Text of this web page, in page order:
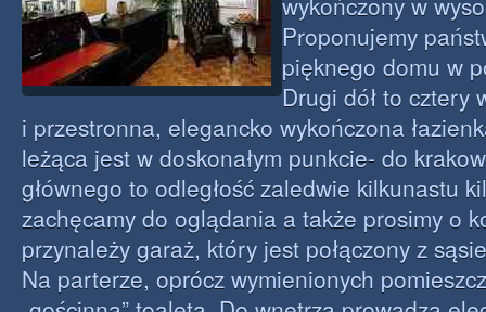
Proponujemy
pięknego domu w
Drugi dół to cztery
i przestronna, elegancko wykończona
leżąca jest w doskonałym punkcie- do
głównego to odległość zaledwie kilkunastu
zachęcamy do oglądania a także prosimy o
przynależy garaż, który jest połączony z
Na parterze, oprócz wymienionych